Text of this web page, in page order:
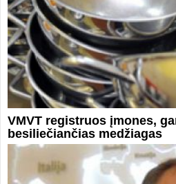
VMVT registruos įmones,
besiliečiančias medžiagas